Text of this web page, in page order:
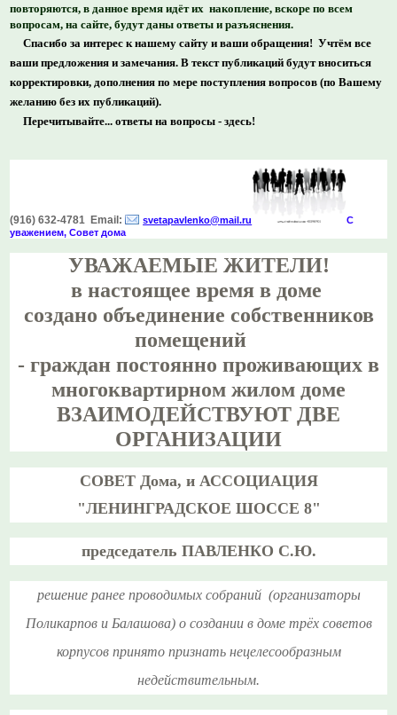
повторяются, в данное время идёт их накопление, вскоре по всем
вопросам, на сайте, будут даны ответы и разъяснения.
Спасибо за интерес к нашему сайту и ваши обращения! Учтём все
ваши предложения и замечания. В текст публикаций будут вноситься
корректировки, дополнения по мере поступления вопросов (по Вашему
желанию без их публикаций).
Перечитывайте... ответы на вопросы - здесь!
(916) 632-4781 Email: svetapavlenko@mail.ru
С
уважением, Совет дома
УВАЖАЕМЫЕ ЖИТЕЛИ!
в настоящее время в доме
создано объединение собственников
помещений
- граждан постоянно проживающих в
многоквартирном жилом доме
ВЗАИМОДЕЙСТВУЮТ ДВЕ
ОРГАНИЗАЦИИ
СОВЕТ Дома, и АССОЦИАЦИЯ
"ЛЕНИНГРАДСКОЕ ШОССЕ 8"
председатель ПАВЛЕНКО С.Ю.
решение ранее проводимых собраний (организаторы
Поликарпов и Балашова) о создании в доме трёх советов
корпусов принято признать нецелесообразным
недействительным.